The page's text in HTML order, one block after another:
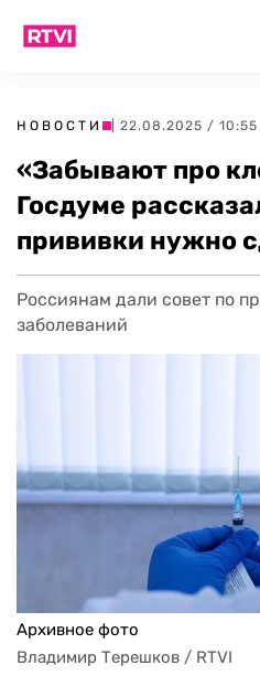
НОВОСТИ | 22.08.2025 / 10:55
«Забывают про
Госдуме
прививки нужно
Россиянам дали совет по
заболеваний
Архивное фото
Владимир Терешков / RTVI